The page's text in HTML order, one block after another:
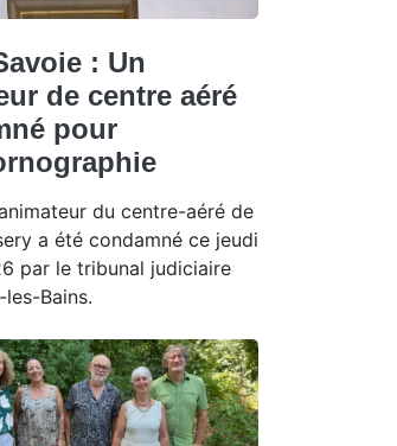
: Un
de centre aéré
pour
du centre-aéré de
a été condamné ce jeudi
par le tribunal judiciaire
Bains.